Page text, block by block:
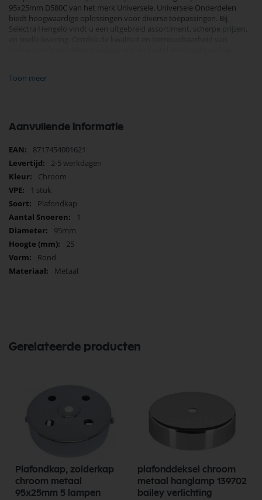
95x25mm D580C van het merk Universele. Universele Onderdelen
biedt hoogwaardige oplossingen voor diverse toepassingen. Bij
Selectra Hengelo vindt u een uitgebreid assortiment, scherpe prijzen,
Toon meer
Aanvullende informatie
Meer
informatie
8717454001621
2-5 werkdagen
Chroom
1 stuk
Plafondkap
1
95mm
25
Rond
Metaal
Gerelateerde producten
Plafondkap, zolderkap
chroom metaal
95x25mm 5 lampen
plafonddeksel chroom
metaal hanglamp 139702
bailey verlichting